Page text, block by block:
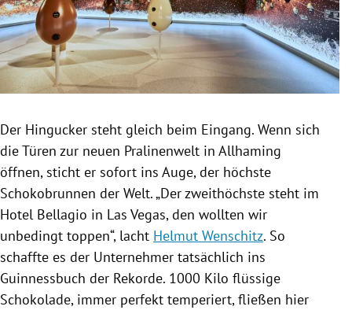
Untermenü
Untermenü
Untermenü
Untermenü
Der Hingucker steht gleich beim Eingang. Wenn sich
die Türen zur neuen Pralinenwelt in Allhaming
öffnen, sticht er sofort ins Auge, der höchste
Schokobrunnen der Welt. „Der zweithöchste steht im
Hotel Bellagio in Las Vegas, den wollten wir
unbedingt toppen“, lacht Helmut Wenschitz. So
schaffte es der Unternehmer tatsächlich ins
Guinnessbuch der Rekorde. 1000 Kilo flüssige
Schokolade, immer perfekt temperiert, fließen hier